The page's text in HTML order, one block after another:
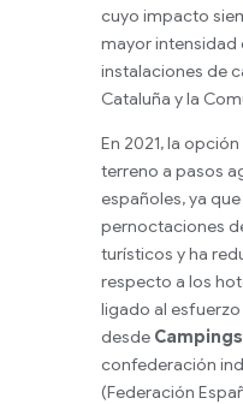
cuyo impacto
mayor intensidad
instalaciones de
Cataluña y la
En 2021, la
terreno a pasos
españoles, ya
pernoctaciones
turísticos y ha
respecto a los
ligado al
desde
confederación
(Federación